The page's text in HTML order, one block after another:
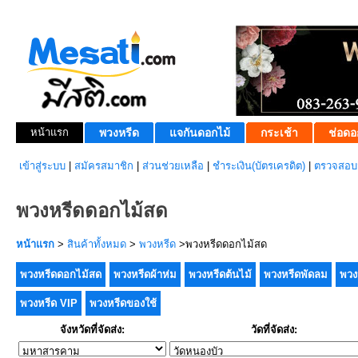
หน้าแรก พวงหรีด แจกันดอกไม้ กระเช้า ช่อดอ
เข้าสู่ระบบ สมัครสมาชิก ส่วนช่วยเหลือ ชำระเงิน(บัตรเครดิต) ตรวจสอ
พวงหรีดดอกไม้สด
หน้าแรก > สินค้าทั้งหมด > พวงหรีด >พวงหรีดดอกไม้สด
พวงหรีดดอกไม้สด พวงหรีดผ้าห่ม พวงหรีดต้นไม้ พวงหรีดพัดลม พว
พวงหรีด VIP พวงหรีดของใช้
จังหวัดที่จัดส่ง: วัดที่จัดส่ง: